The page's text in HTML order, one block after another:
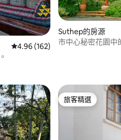
5 分）
從 162 則評價中獲得 4.96 的平均
4.96 (162)
Suthep的房源
市中心秘密花園中
旅客精選
旅客精選